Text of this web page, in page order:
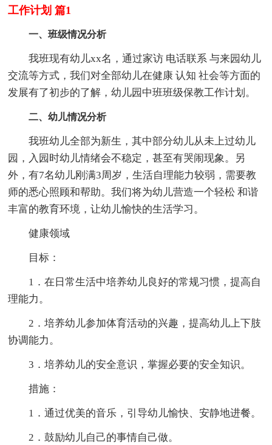
工作计划 篇1
一、班级情况分析
我班现有幼儿xx名，通过家访 电话联系 与来园幼儿
交流等方式，我们对全部幼儿在健康 认知 社会等方面的
发展有了初步的了解，幼儿园中班班级保教工作计划。
二、幼儿情况分析
我班幼儿全部为新生，其中部分幼儿从未上过幼儿
园，入园时幼儿情绪会不稳定，甚至有哭闹现象。另
外，有7名幼儿刚满3周岁，生活自理能力较弱，需要教
师的悉心照顾和帮助。我们将为幼儿营造一个轻松 和谐
丰富的教育环境，让幼儿愉快的生活学习。
健康领域
目标：
1．在日常生活中培养幼儿良好的常规习惯，提高自
理能力。
2．培养幼儿参加体育活动的兴趣，提高幼儿上下肢
协调能力。
3．培养幼儿的安全意识，掌握必要的安全知识。
措施：
1．通过优美的音乐，引导幼儿愉快、安静地进餐。
2．鼓励幼儿自己的事情自己做。